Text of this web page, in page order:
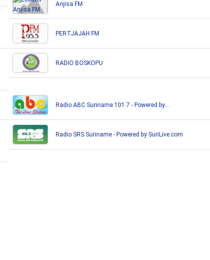
Anjisa FM
PERTJAJAH FM
RADIO BOSKOPU
Radio ABC Suriname 101.7 - Powered by
Radio SRS Suriname - Powered by SuriLive.com